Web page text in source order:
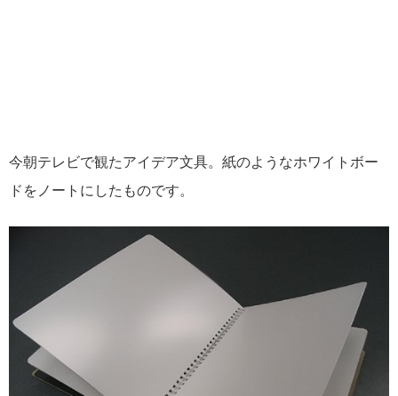
今朝テレビで観たアイデア文具。紙のようなホワイトボー
ドをノートにしたものです。